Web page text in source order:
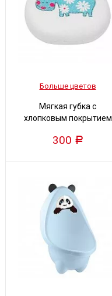
Больше цветов
Мягкая губка с
хлопковым покрытием
300 Р